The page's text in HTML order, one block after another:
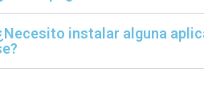
instalar alguna